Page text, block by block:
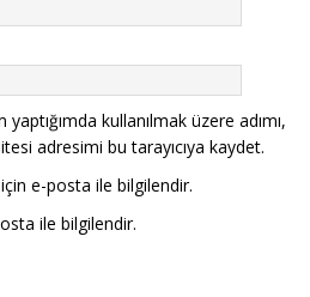
kullanılmak üzere adımı,
adresimi bu tarayıcıya kaydet.
e-posta ile bilgilendir.
ile bilgilendir.